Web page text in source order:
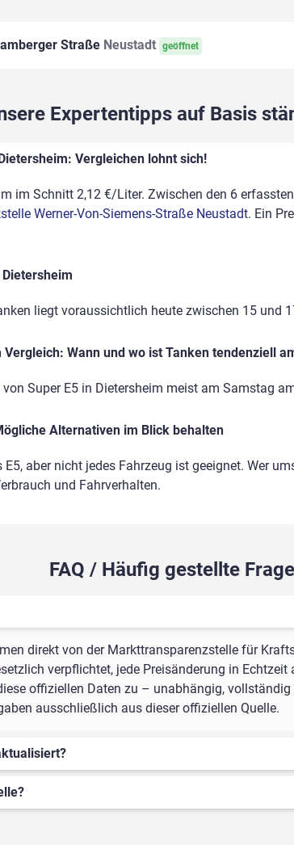
Straße Neustadt geöffnet
Expertentipps auf Basis
Vergleichen lohnt sich!
im Schnitt 2,12 €/Liter. Zwischen den 6
Werner-Von-Siemens-Straße Neustadt. Ein
liegt voraussichtlich heute zwischen 15 und
Wann und wo ist Tanken tendenziell
Super E5 in Dietersheim meist am Samstag
Alternativen im Blick behalten
aber nicht jedes Fahrzeug ist geeignet. Wer
und Fahrverhalten.
FAQ / Häufig gestellte
direkt von der Markttransparenzstelle für
verpflichtet, jede Preisänderung in Echtzeit
offiziellen Daten zu – unabhängig,
ausschließlich aus dieser offiziellen Quelle.